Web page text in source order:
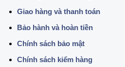
Giao hàng và thanh toán
Bảo hành và hoàn tiền
Chính sách bảo mật
Chính sách kiểm hàng